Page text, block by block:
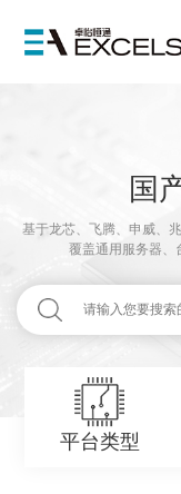
国
基于龙芯、飞腾、申威、
覆盖通用服务器、
平台类型